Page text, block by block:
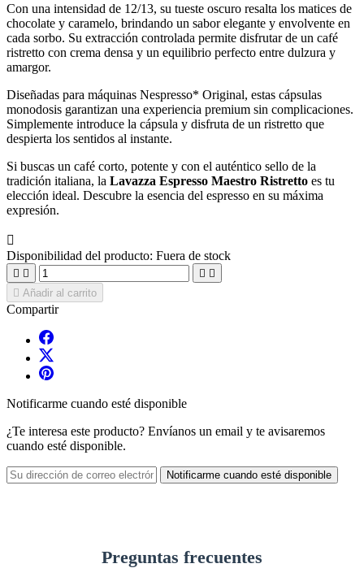
Con una intensidad de 12/13, su tueste oscuro resalta los matices de
chocolate y caramelo, brindando un sabor elegante y envolvente en
cada sorbo. Su extracción controlada permite disfrutar de un café
ristretto con crema densa y un equilibrio perfecto entre dulzura y
amargor.
Diseñadas para máquinas Nespresso* Original, estas cápsulas
monodosis garantizan una experiencia premium sin complicaciones.
Simplemente introduce la cápsula y disfruta de un ristretto que
despierta los sentidos al instante.
Si buscas un café corto, potente y con el auténtico sello de la
tradición italiana, la Lavazza Espresso Maestro Ristretto es tu
elección ideal. Descubre la esencia del espresso en su máxima
expresión.

Disponibilidad del producto: Fuera de stock
   
 Añadir al carrito
Compartir
Notificarme cuando esté disponible
¿Te interesa este producto? Envíanos un email y te avisaremos
cuando esté disponible.
Notificarme cuando esté disponible
Preguntas frecuentes